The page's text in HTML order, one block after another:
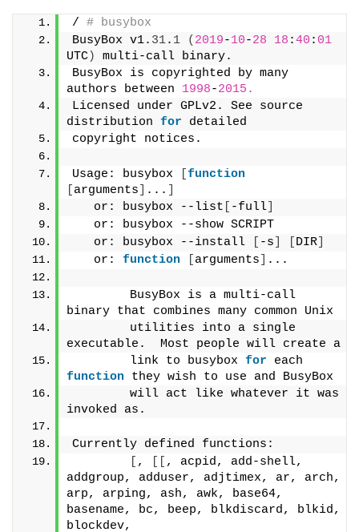
/ # busybox
BusyBox v1. 31. 1 ( 2019-10-28 18 :40 : 01
UTC)
multi-call binary.
BusyBox is copyrighted by many
authors between 1998-2015.
Licensed under GPLv2. See source
distribution for detailed
copyright notices.
Usage: busybox
function
arguments ...
   or: busybox --list
-full
   or: busybox --show SCRIPT
   or: busybox --install
-s DIR
   or:
function arguments ...
        BusyBox is a multi-call
binary that combines many common Unix
        utilities into a single
executable.  Most people will create a
        link to busybox
for
function they wish to use and BusyBox
        will act like whatever it was
invoked as.
Currently defined functions:
,
, acpid, add-shell,
addgroup, adduser, adjtimex, ar, arch,
arp, arping, ash, awk, base64,
basename, bc, beep, blkdiscard, blkid,
blockdev,